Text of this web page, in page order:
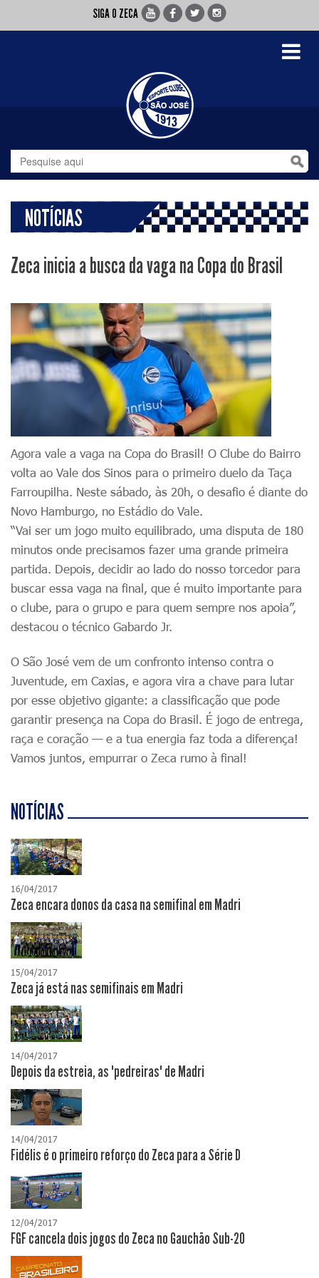
SIGA O ZECA
Toggle
NOTÍCIAS
Zeca inicia a busca da vaga na Copa do Brasil
Agora vale a vaga na Copa do Brasil! O Clube do Bairro
volta ao Vale dos Sinos para o primeiro duelo da Taça
Farroupilha. Neste sábado, às 20h, o desafio é diante do
Novo Hamburgo, no Estádio do Vale.
“Vai ser um jogo muito equilibrado, uma disputa de 180
minutos onde precisamos fazer uma grande primeira
partida. Depois, decidir ao lado do nosso torcedor para
buscar essa vaga na final, que é muito importante para
o clube, para o grupo e para quem sempre nos apoia”,
destacou o técnico Gabardo Jr.
O São José vem de um confronto intenso contra o
Juventude, em Caxias, e agora vira a chave para lutar
por esse objetivo gigante: a classificação que pode
garantir presença na Copa do Brasil. É jogo de entrega,
raça e coração — e a tua energia faz toda a diferença!
Vamos juntos, empurrar o Zeca rumo à final!
NOTÍCIAS
16/04/2017
Zeca encara donos da casa na semifinal em Madri
15/04/2017
Zeca já está nas semifinais em Madri
14/04/2017
Depois da estreia, as "pedreiras" de Madri
14/04/2017
Fidélis é o primeiro reforço do Zeca para a Série D
12/04/2017
FGF cancela dois jogos do Zeca no Gauchão Sub-20